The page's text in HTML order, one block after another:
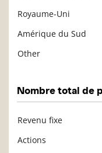
Royaume-Uni
Amérique du Sud
Other
Nombre total de
Revenu fixe
Actions